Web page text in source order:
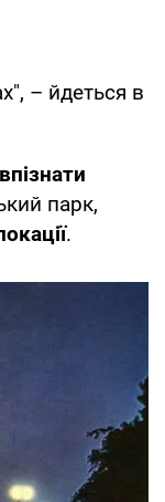
– йдеться в
парк,
.